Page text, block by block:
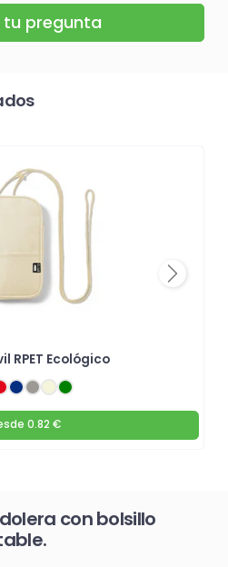
tu pregunta
RPET Ecológico
0.82 €
Next
con bolsillo